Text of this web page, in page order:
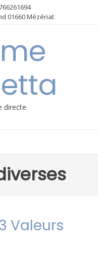
01660 Mézériat
directe
Valeurs